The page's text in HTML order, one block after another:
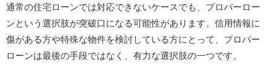
通常の住宅ローンでは対応できないケースでも、プロパーロー
ンという選択肢が突破口になる可能性があります。信用情報に
傷がある方や特殊な物件を検討している方にとって、プロパー
ローンは最後の手段ではなく、有力な選択肢の一つです。